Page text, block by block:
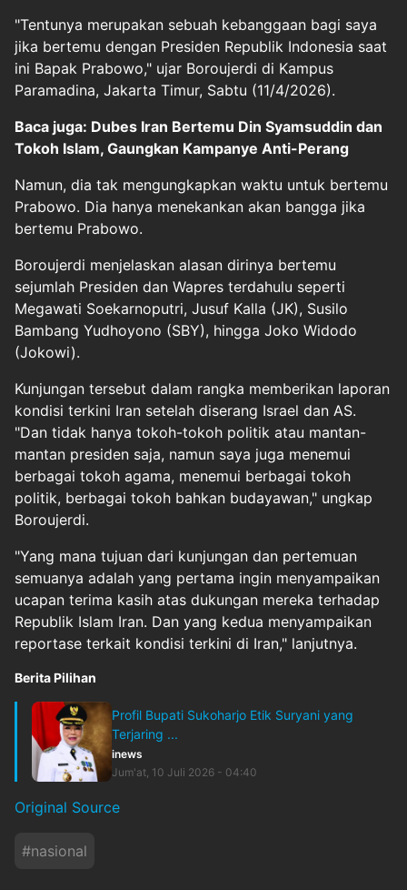
"Tentunya merupakan sebuah kebanggaan bagi saya
jika bertemu dengan Presiden Republik Indonesia saat
ini Bapak Prabowo," ujar Boroujerdi di Kampus
Paramadina, Jakarta Timur, Sabtu (11/4/2026).
Baca juga: Dubes Iran Bertemu Din Syamsuddin dan
Tokoh Islam, Gaungkan Kampanye Anti-Perang
Namun, dia tak mengungkapkan waktu untuk bertemu
Prabowo. Dia hanya menekankan akan bangga jika
bertemu Prabowo.
Boroujerdi menjelaskan alasan dirinya bertemu
sejumlah Presiden dan Wapres terdahulu seperti
Megawati Soekarnoputri, Jusuf Kalla (JK), Susilo
Bambang Yudhoyono (SBY), hingga Joko Widodo
(Jokowi).
Kunjungan tersebut dalam rangka memberikan laporan
kondisi terkini Iran setelah diserang Israel dan AS.
"Dan tidak hanya tokoh-tokoh politik atau mantan-
mantan presiden saja, namun saya juga menemui
berbagai tokoh agama, menemui berbagai tokoh
politik, berbagai tokoh bahkan budayawan," ungkap
Boroujerdi.
"Yang mana tujuan dari kunjungan dan pertemuan
semuanya adalah yang pertama ingin menyampaikan
ucapan terima kasih atas dukungan mereka terhadap
Republik Islam Iran. Dan yang kedua menyampaikan
reportase terkait kondisi terkini di Iran," lanjutnya.
Berita Pilihan
Profil Bupati Sukoharjo Etik Suryani yang
Terjaring ...
inews
Jum'at, 10 Juli 2026 - 04:40
Original Source
#nasional